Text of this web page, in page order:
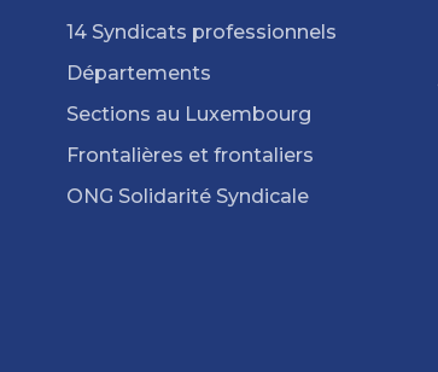
14 Syndicats professionnels
Départements
Sections au Luxembourg
Frontalières et frontaliers
ONG Solidarité Syndicale